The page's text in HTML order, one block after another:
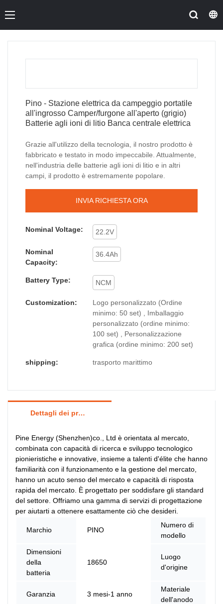
Pino - Stazione elettrica da campeggio portatile
all'ingrosso Camper/furgone all'aperto (grigio)
Batterie agli ioni di litio Banca centrale elettrica
Grazie all'utilizzo della tecnologia, il nostro prodotto è
fabbricato e testato in modo impeccabile. Attualmente,
nell'industria delle batterie agli ioni di litio e in altri
campi, il prodotto è estremamente popolare.
INVIA RICHIESTA ORA
Nominal Voltage: 22.2V
Nominal
Capacity:
36.4Ah
Battery Type: NCM
Customization:
Logo personalizzato (Ordine
minimo: 50 set) , Imballaggio
personalizzato (ordine minimo:
100 set) , Personalizzazione
grafica (ordine minimo: 200 set)
shipping: trasporto marittimo
Dettagli dei prodotti
Pine Energy (Shenzhen)co., Ltd è orientata al mercato,
combinata con capacità di ricerca e sviluppo tecnologico
pionieristiche e innovative, insieme a talenti d'élite che hanno
familiarità con il funzionamento e la gestione del mercato,
hanno un acuto senso del mercato e capacità di risposta
rapida del mercato. È progettato per soddisfare gli standard
del settore. Offriamo una gamma di servizi di progettazione
per aiutarti a ottenere esattamente ciò che desideri.
Marchio PINO
Numero di
modello
Dimensioni
della
batteria
18650
Luogo
d'origine
Garanzia 3 mesi-1 anno
Materiale
dell'anodo